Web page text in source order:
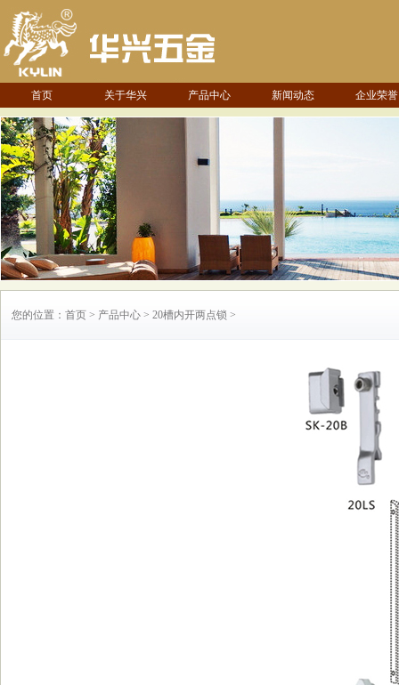
首页 关于华兴 产品中心 新闻动态 企业荣誉
您的位置：首页 > 产品中心 > 20槽内开两点锁 >